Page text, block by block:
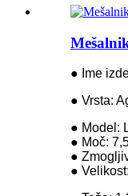
● Ime
● Vrsta:
● Model:
● Moč:
●
●